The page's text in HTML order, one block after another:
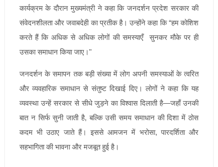
कार्यक्रम के दौरान मुख्यमंत्री ने कहा कि जनदर्शन प्रदेश सरकार की
संवेदनशीलता और जवाबदेही का प्रतीक है। उन्होंने कहा कि “हम कोशिश
करते हैं कि अधिक से अधिक लोगों की समस्याएँ सुनकर मौके पर ही
उसका समाधान किया जाए।"
जनदर्शन के समापन तक बड़ी संख्या में लोग अपनी समस्याओं के त्वरित
और व्यवहारिक समाधान से संतुष्ट दिखाई दिए। लोगों ने कहा कि यह
व्यवस्था उन्हें सरकार से सीधे जुड़ने का विश्वास दिलाती है—जहाँ उनकी
बात न सिर्फ सुनी जाती है, बल्कि उसी समय समाधान की दिशा में ठोस
कदम भी उठाए जाते हैं। इससे आमजन में भरोसा, पारदर्शिता और
सहभागिता की भावना और मजबूत हुई है।